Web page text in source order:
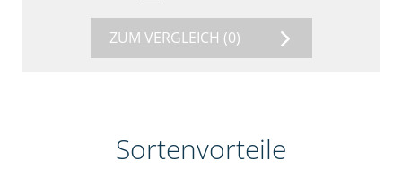
ZUM VERGLEICH (0)
Sortenvorteile